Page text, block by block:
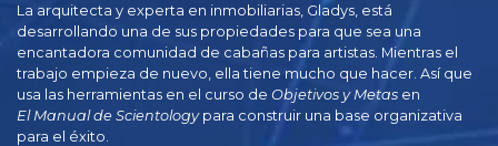
La arquitecta y experta en inmobiliarias, Gladys, está
desarrollando una de sus propiedades para que sea una
encantadora comunidad de cabañas para artistas. Mientras el
trabajo empieza de nuevo, ella tiene mucho que hacer. Así que
usa las herramientas en el curso de Objetivos y Metas en
El Manual de Scientologypara construir una base organizativa
para el éxito.